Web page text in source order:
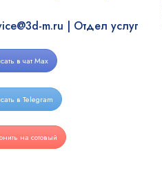
m.ru | Отдел услуг
в чат Max
в Telegram
на сотовый